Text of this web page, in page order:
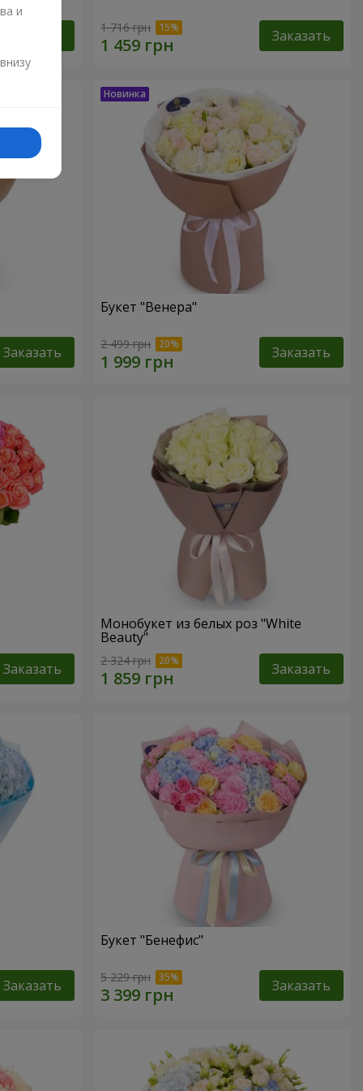
1 716 грн Заказать
Заказать
Букет "Венера"
2 499 грн Заказать
Заказать
Монобукет из белых роз "White
Beauty"
2 324 грн Заказать
Заказать
Букет "Бенефис"
5 229 грн Заказать
и